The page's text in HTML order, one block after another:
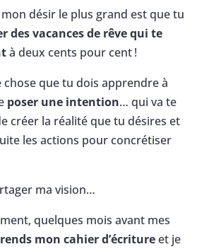
désir le plus grand est que tu
des vacances de rêve qui te
à deux cents pour cent !
chose que tu dois apprendre à
poser une intention… qui va te
créer la réalité que tu désires et
les actions pour concrétiser
ma vision…
quelques mois avant mes
mon cahier d’écritureet je